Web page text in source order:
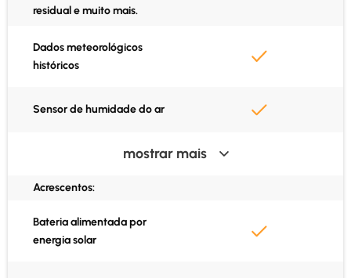
residual e muito mais.
Dados meteorológicos
históricos
Sensor de humidade do ar
Sensor de temperatura do ar
SIM e dados incluídos
mostrar mais
Acrescentos:
Bateria alimentada por
energia solar